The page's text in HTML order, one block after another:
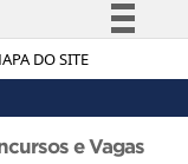
DO SITE
e Vagas